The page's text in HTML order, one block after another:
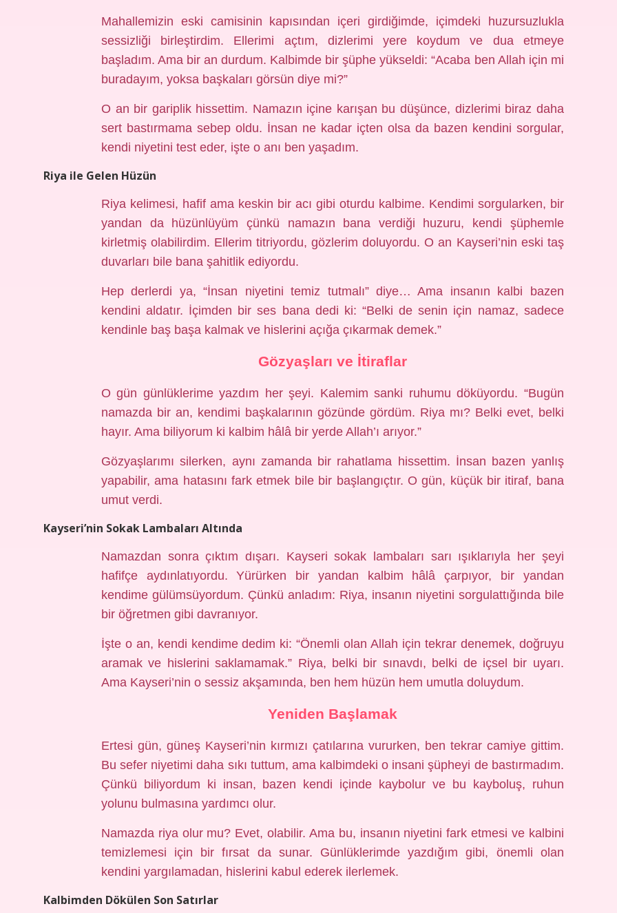
Mahallemizin eski camisinin kapısından içeri girdiğimde, içimdeki huzursuzlukla
sessizliği birleştirdim. Ellerimi açtım, dizlerimi yere koydum ve dua etmeye
başladım. Ama bir an durdum. Kalbimde bir şüphe yükseldi: “Acaba ben Allah için mi
buradayım, yoksa başkaları görsün diye mi?”
O an bir gariplik hissettim. Namazın içine karışan bu düşünce, dizlerimi biraz daha
sert bastırmama sebep oldu. İnsan ne kadar içten olsa da bazen kendini sorgular,
kendi niyetini test eder, işte o anı ben yaşadım.
Riya ile Gelen Hüzün
Riya kelimesi, hafif ama keskin bir acı gibi oturdu kalbime. Kendimi sorgularken, bir
yandan da hüzünlüyüm çünkü namazın bana verdiği huzuru, kendi şüphemle
kirletmiş olabilirdim. Ellerim titriyordu, gözlerim doluyordu. O an Kayseri’nin eski taş
duvarları bile bana şahitlik ediyordu.
Hep derlerdi ya, “İnsan niyetini temiz tutmalı” diye… Ama insanın kalbi bazen
kendini aldatır. İçimden bir ses bana dedi ki: “Belki de senin için namaz, sadece
kendinle baş başa kalmak ve hislerini açığa çıkarmak demek.”
Gözyaşları ve İtiraflar
O gün günlüklerime yazdım her şeyi. Kalemim sanki ruhumu döküyordu. “Bugün
namazda bir an, kendimi başkalarının gözünde gördüm. Riya mı? Belki evet, belki
hayır. Ama biliyorum ki kalbim hâlâ bir yerde Allah’ı arıyor.”
Gözyaşlarımı silerken, aynı zamanda bir rahatlama hissettim. İnsan bazen yanlış
yapabilir, ama hatasını fark etmek bile bir başlangıçtır. O gün, küçük bir itiraf, bana
umut verdi.
Kayseri’nin Sokak Lambaları Altında
Namazdan sonra çıktım dışarı. Kayseri sokak lambaları sarı ışıklarıyla her şeyi
hafifçe aydınlatıyordu. Yürürken bir yandan kalbim hâlâ çarpıyor, bir yandan
kendime gülümsüyordum. Çünkü anladım: Riya, insanın niyetini sorgulattığında bile
bir öğretmen gibi davranıyor.
İşte o an, kendi kendime dedim ki: “Önemli olan Allah için tekrar denemek, doğruyu
aramak ve hislerini saklamamak.” Riya, belki bir sınavdı, belki de içsel bir uyarı.
Ama Kayseri’nin o sessiz akşamında, ben hem hüzün hem umutla doluydum.
Yeniden Başlamak
Ertesi gün, güneş Kayseri’nin kırmızı çatılarına vururken, ben tekrar camiye gittim.
Bu sefer niyetimi daha sıkı tuttum, ama kalbimdeki o insani şüpheyi de bastırmadım.
Çünkü biliyordum ki insan, bazen kendi içinde kaybolur ve bu kayboluş, ruhun
yolunu bulmasına yardımcı olur.
Namazda riya olur mu? Evet, olabilir. Ama bu, insanın niyetini fark etmesi ve kalbini
temizlemesi için bir fırsat da sunar. Günlüklerimde yazdığım gibi, önemli olan
kendini yargılamadan, hislerini kabul ederek ilerlemek.
Kalbimden Dökülen Son Satırlar